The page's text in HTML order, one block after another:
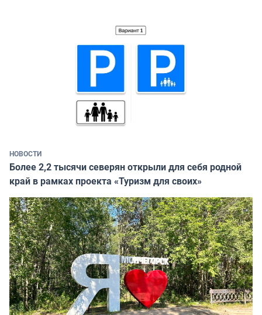
НОВОСТИ
Более 2,2 тысячи северян открыли для себя родной
край в рамках проекта «Туризм для своих»